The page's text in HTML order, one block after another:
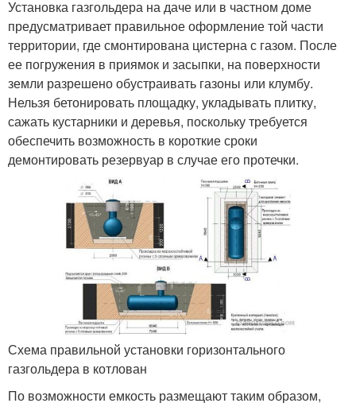
Установка газгольдера на даче или в частном доме
предусматривает правильное оформление той части
территории, где смонтирована цистерна с газом. После
ее погружения в приямок и засыпки, на поверхности
земли разрешено обустраивать газоны или клумбу.
Нельзя бетонировать площадку, укладывать плитку,
сажать кустарники и деревья, поскольку требуется
обеспечить возможность в короткие сроки
демонтировать резервуар в случае его протечки.
Схема правильной установки горизонтального
газгольдера в котлован
По возможности емкость размещают таким образом,